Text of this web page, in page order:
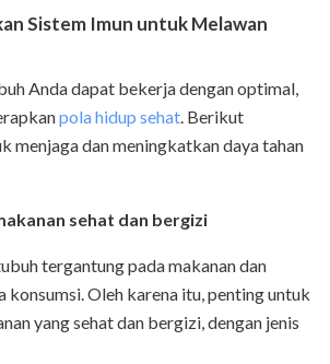
Sistem Imun untuk Melawan
Anda dapat bekerja dengan optimal,
pola hidup sehat . Berikut
menjaga dan meningkatkan daya tahan
sehat dan bergizi
tergantung pada makanan dan
konsumsi. Oleh karena itu, penting untuk
yang sehat dan bergizi, dengan jenis